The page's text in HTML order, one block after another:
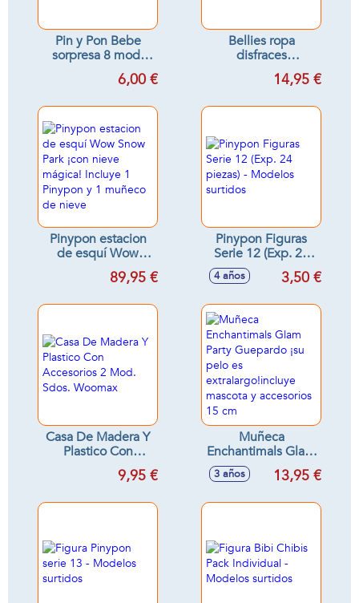
Pin y Pon Bebe
sorpresa 8 mod.
sdos. Exp. 16 unds
6,00 €
Bellies ropa
disfraces
reversibles 3 mod.
sdos. Exp. 12 unds
14,95 €
Pinypon estacion
de esquí Wow
Snow Park ¡con
nieve mágica!
1 muñeco de nieve
89,95 €
Pinypon Figuras
Serie 12 (Exp. 24
piezas) - Modelos
surtidos
4 años 3,50 €
Casa De Madera Y
Plastico Con
Accesorios 2 Mod.
Sdos. Woomax
9,95 €
Muñeca
Enchantimals Glam
Party Guepardo ¡su
pelo es
3 años 13,95 €